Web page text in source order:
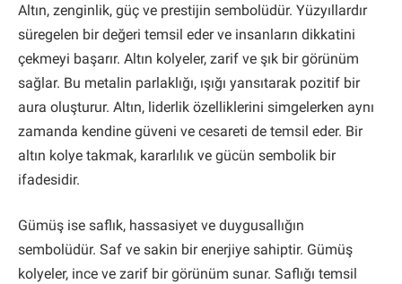
Altın, zenginlik, güç ve prestijin sembolüdür. Yüzyıllardır
süregelen bir değeri temsil eder ve insanların dikkatini
çekmeyi başarır. Altın kolyeler, zarif ve şık bir görünüm
sağlar. Bu metalin parlaklığı, ışığı yansıtarak pozitif bir
aura oluşturur. Altın, liderlik özelliklerini simgelerken aynı
zamanda kendine güveni ve cesareti de temsil eder. Bir
altın kolye takmak, kararlılık ve gücün sembolik bir
ifadesidir.
Gümüş ise saflık, hassasiyet ve duygusallığın
sembolüdür. Saf ve sakin bir enerjiye sahiptir. Gümüş
kolyeler, ince ve zarif bir görünüm sunar. Saflığı temsil